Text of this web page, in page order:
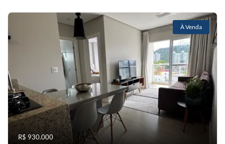
À Venda
R$ 930.000